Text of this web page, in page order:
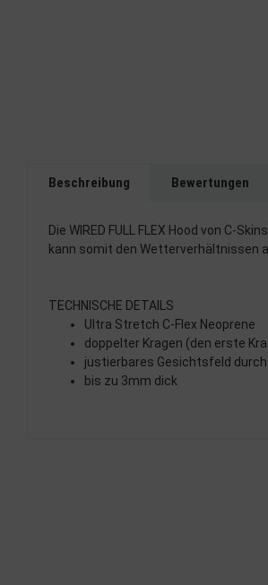
Beschreibung Bewertungen
Die WIRED FULL FLEX Hood von C-
kann somit den Wetterverhältnissen
TECHNISCHE DETAILS
Ultra Stretch C-Flex Neoprene
doppelter Kragen (den erste
justierbares Gesichtsfeld durch
bis zu 3mm dick